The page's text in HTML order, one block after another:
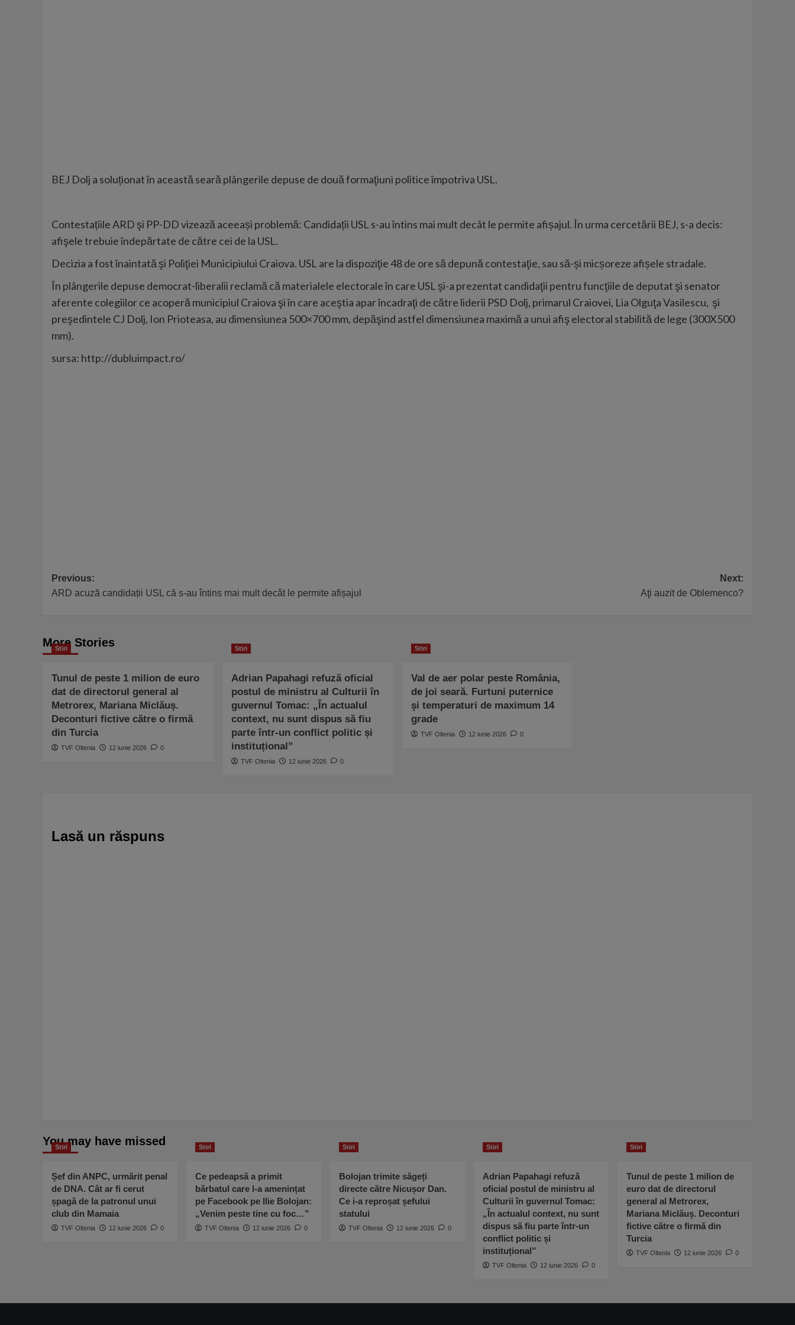
BEJ Dolj a soluționat în această seară plângerile depuse de două formaţiuni politice împotriva USL.
Contestațiile ARD şi PP-DD vizează aceeași problemă: Candidații USL s-au întins mai mult decât le permite afișajul. În urma cercetării BEJ, s-a decis:
afişele trebuie îndepărtate de către cei de la USL.
Decizia a fost înaintată şi Poliţiei Municipiului Craiova. USL are la dispoziţie 48 de ore să depună contestaţie, sau să-și micșoreze afișele stradale.
În plângerile depuse democrat-liberalii reclamă că materialele electorale în care USL şi-a prezentat candidaţii pentru funcţiile de deputat şi senator
aferente colegiilor ce acoperă municipiul Craiova şi în care aceştia apar încadraţi de către liderii PSD Dolj, primarul Craiovei, Lia Olguţa Vasilescu, şi
preşedintele CJ Dolj, Ion Prioteasa, au dimensiunea 500×700 mm, depăşind astfel dimensiunea maximă a unui afiş electoral stabilită de lege (300X500
mm).
sursa: http://dubluimpact.ro/
Post
navigation
Previous:
ARD acuză candidații USL că s-au întins mai mult decât le permite afișajul
Next:
Aţi auzit de Oblemenco?
More Stories
Stiri
Tunul de peste 1 milion de euro
dat de directorul general al
Metrorex, Mariana Miclăuș.
Deconturi fictive către o firmă
din Turcia
TVF Oltenia 12 iunie 2026 0
Stiri
Adrian Papahagi refuză oficial
postul de ministru al Culturii în
guvernul Tomac: „În actualul
context, nu sunt dispus să fiu
parte într-un conflict politic și
instituțional”
TVF Oltenia 12 iunie 2026 0
Stiri
Val de aer polar peste România,
de joi seară. Furtuni puternice
şi temperaturi de maximum 14
grade
TVF Oltenia 12 iunie 2026 0
Lasă un răspuns
You may have missed
Stiri
Șef din ANPC, urmărit penal
de DNA. Cât ar fi cerut
șpagă de la patronul unui
club din Mamaia
TVF Oltenia 12 iunie 2026 0
Stiri
Ce pedeapsă a primit
bărbatul care l-a amenințat
pe Facebook pe Ilie Bolojan:
„Venim peste tine cu foc…”
TVF Oltenia 12 iunie 2026 0
Stiri
Bolojan trimite săgeți
directe către Nicușor Dan.
Ce i-a reproșat șefului
statului
TVF Oltenia 12 iunie 2026 0
Stiri
Adrian Papahagi refuză
oficial postul de ministru al
Culturii în guvernul Tomac:
„În actualul context, nu sunt
dispus să fiu parte într-un
conflict politic și
instituțional”
TVF Oltenia 12 iunie 2026 0
Stiri
Tunul de peste 1 milion de
euro dat de directorul
general al Metrorex,
Mariana Miclăuș. Deconturi
fictive către o firmă din
Turcia
TVF Oltenia 12 iunie 2026 0